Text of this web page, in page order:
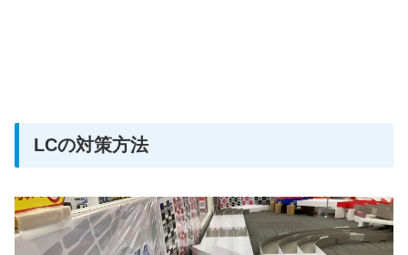
LCの対策方法
動
画